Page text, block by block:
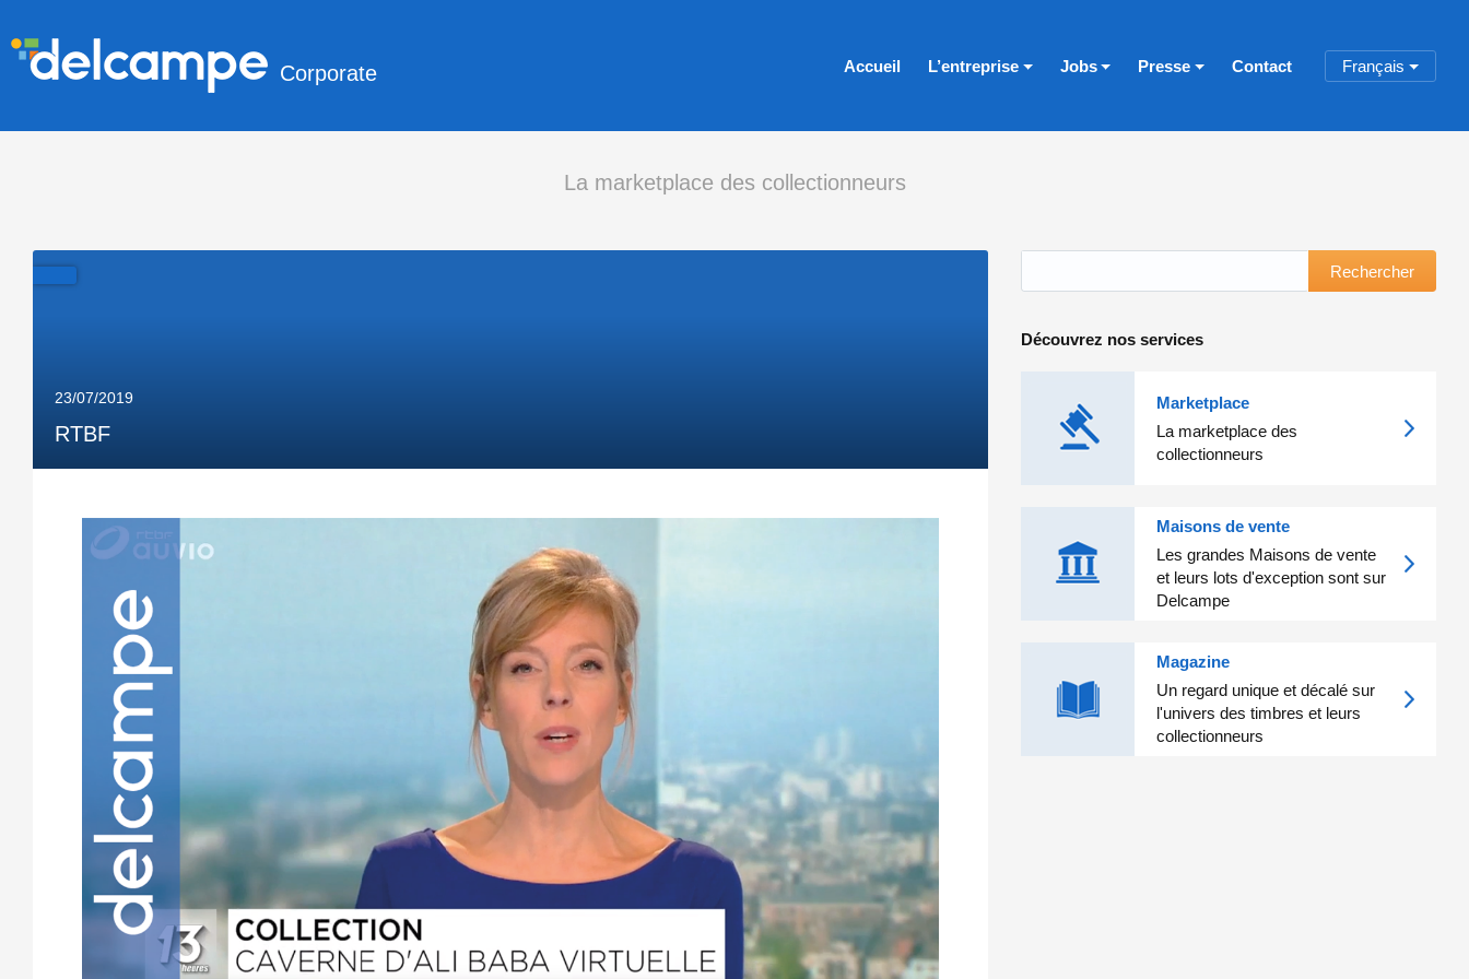
Corporate Accueil L’entreprise Jobs Presse Contact Français
La marketplace des collectionneurs
23/07/2019
RTBF
Rechercher
Découvrez nos services
Marketplace
La marketplace des
collectionneurs
Maisons de vente
Les grandes Maisons de vente
et leurs lots d'exception sont sur
Delcampe
Magazine
Un regard unique et décalé sur
l'univers des timbres et leurs
collectionneurs